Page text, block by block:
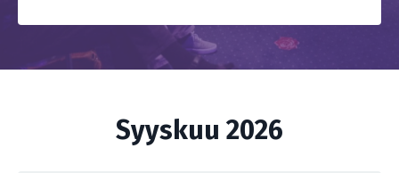
Syyskuu 2026